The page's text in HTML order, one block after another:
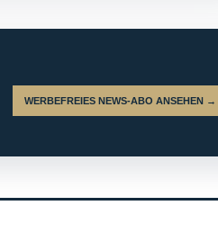
WERBEFREIES NEWS-ABO ANSEHEN →